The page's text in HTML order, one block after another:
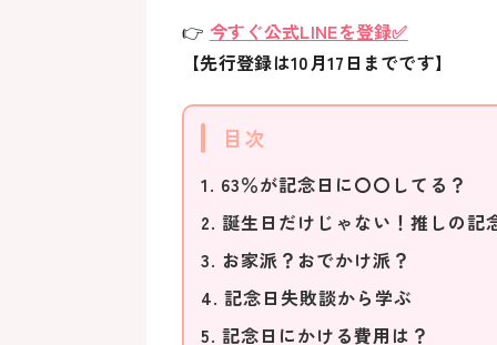
👉 今すぐ公式LINEを登録✅
【先行登録は10月17日までです】
目次
1. 63％が記念日に〇〇してる？
2. 誕生日だけじゃない！推しの記
3. お家派？おでかけ派？
4. 記念日失敗談から学ぶ
5. 記念日にかける費用は？